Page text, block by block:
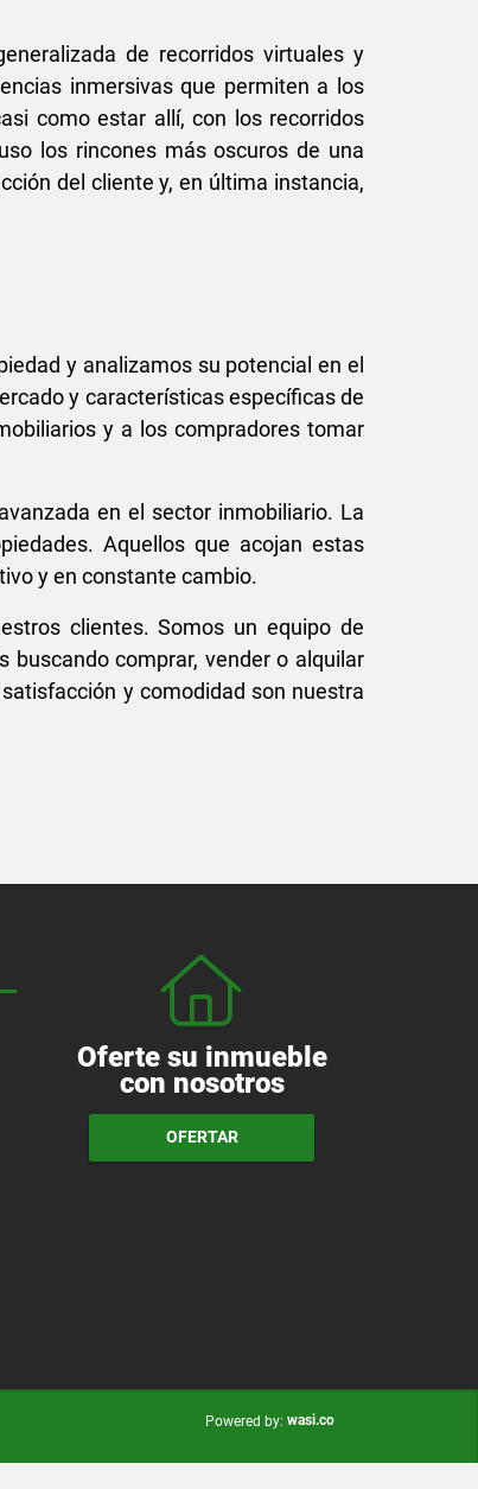
de recorridos virtuales y
inmersivas que permiten a los
como estar allí, con los recorridos
los rincones más oscuros de una
del cliente y, en última instancia,
y analizamos su potencial en el
y características específicas de
y a los compradores tomar
en el sector inmobiliario. La
Aquellos que acojan estas
y en constante cambio.
clientes. Somos un equipo de
buscando comprar, vender o alquilar
y comodidad son nuestra
Oferte su inmueble
con nosotros
OFERTAR
Powered by: wasi.co